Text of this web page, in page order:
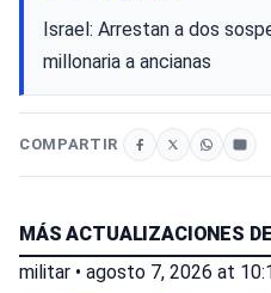
Israel: Arrestan a dos
millonaria a ancianas
COMPARTIR
MÁS ACTUALIZACIONES
militar • agosto 7, 2026 at